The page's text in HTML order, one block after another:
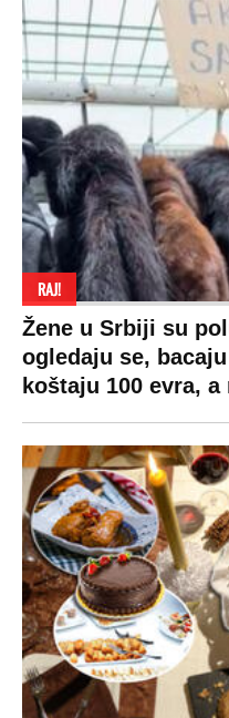
RAJ!
Žene u Srbiji su
ogledaju se,
koštaju 100 evra,